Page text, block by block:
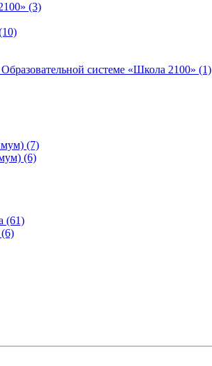
(3)
системе «Школа 2100» (1)
(7)
(6)
(61)